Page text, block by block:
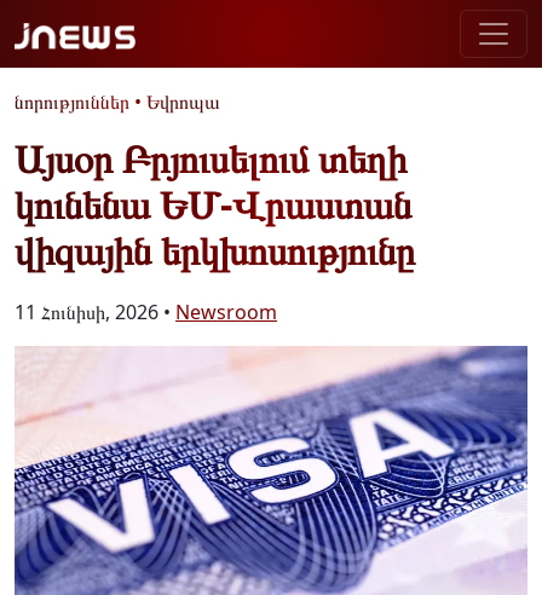
նորություններ • Եվրոպա
Այսօր Բրյուսելում տեղի
կունենա ԵՄ-Վրաստան
վիզային երկխոսությունը
11 Հունիսի, 2026 • Newsroom